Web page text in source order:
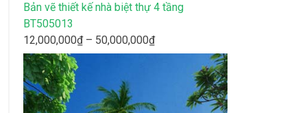
Bản vẽ thiết kế nhà biệt thự 4 tầng
BT505013
12,000,000₫ – 50,000,000₫Khoảng
giá:
12,000,000₫
đến